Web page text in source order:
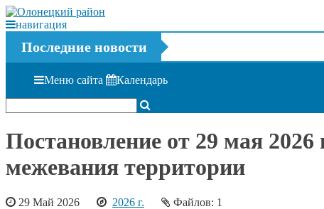
навигация
Последние новости
Меню сайта Календарь
Постановление от 29 мая
межевания территории
29 Май 2026 2026 г.
Файлов: 1